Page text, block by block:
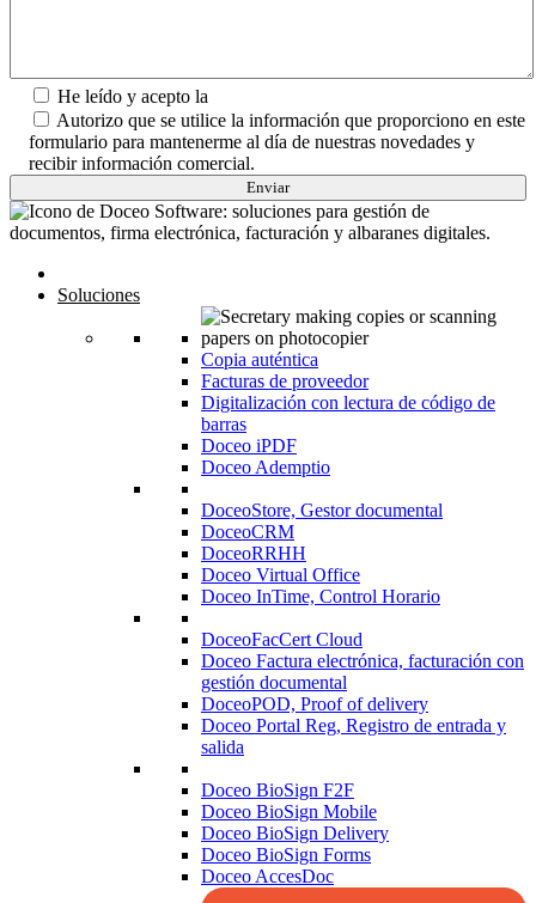
He leído y acepto la
Autorizo que se utilice la información que proporciono en este
formulario para mantenerme al día de nuestras novedades y
recibir información comercial.
Soluciones
Copia auténtica
Facturas de proveedor
Digitalización con lectura de código de
barras
Doceo iPDF
Doceo Ademptio
DoceoStore, Gestor documental
DoceoCRM
DoceoRRHH
Doceo Virtual Office
Doceo InTime, Control Horario
DoceoFacCert Cloud
Doceo Factura electrónica, facturación con
gestión documental
DoceoPOD, Proof of delivery
Doceo Portal Reg, Registro de entrada y
salida
Doceo BioSign F2F
Doceo BioSign Mobile
Doceo BioSign Delivery
Doceo BioSign Forms
Doceo AccesDoc